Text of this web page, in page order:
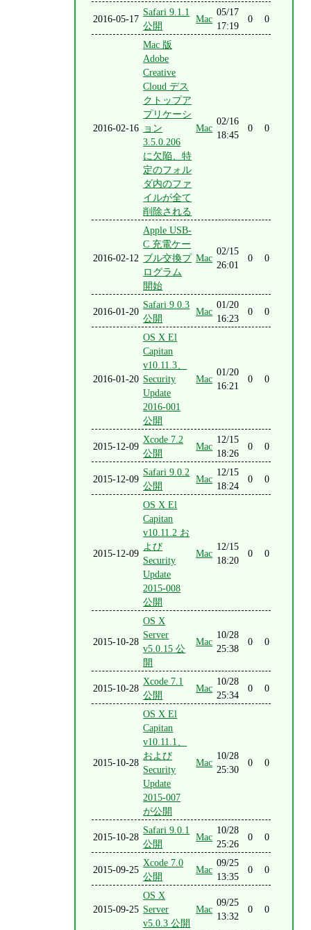
2016-05-17
Safari 9.1.1
公開
Mac
05/17
17:19
0 0
2016-02-16
Mac 版
Adobe
Creative
Cloud デス
クトップア
プリケーシ
ョン
3.5.0.206
に欠陥、特
定のフォル
ダ内のファ
イルが全て
削除される
Mac
02/16
18:45
0 0
2016-02-12
Apple USB-
C 充電ケー
ブル交換プ
ログラム
開始
Mac
02/15
26:01
0 0
2016-01-20
Safari 9.0.3
公開
Mac
01/20
16:23
0 0
2016-01-20
OS X El
Capitan
v10.11.3、
Security
Update
2016-001
公開
Mac
01/20
16:21
0 0
2015-12-09
Xcode 7.2
公開
Mac
12/15
18:26
0 0
2015-12-09
Safari 9.0.2
公開
Mac
12/15
18:24
0 0
2015-12-09
OS X El
Capitan
v10.11.2 お
よび
Security
Update
2015-008
公開
Mac
12/15
18:20
0 0
2015-10-28
OS X
Server
v5.0.15 公
開
Mac
10/28
25:38
0 0
2015-10-28
Xcode 7.1
公開
Mac
10/28
25:34
0 0
2015-10-28
OS X El
Capitan
v10.11.1、
および
Security
Update
2015-007
が公開
Mac
10/28
25:30
0 0
2015-10-28
Safari 9.0.1
公開
Mac
10/28
25:26
0 0
2015-09-25
Xcode 7.0
公開
Mac
09/25
13:35
0 0
2015-09-25
OS X
Server
v5.0.3 公開
Mac
09/25
13:32
0 0